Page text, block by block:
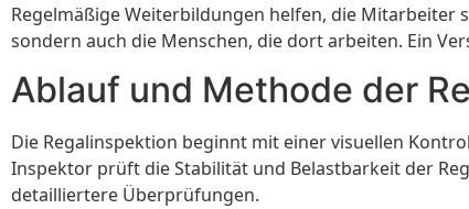
Regelmäßige Weiterbildungen helfen, die Mitarbeiter
sondern auch die Menschen, die dort arbeiten. Ein
Ablauf und Methode der
Die Regalinspektion beginnt mit einer visuellen
Inspektor prüft die Stabilität und Belastbarkeit der
detailliertere Überprüfungen.